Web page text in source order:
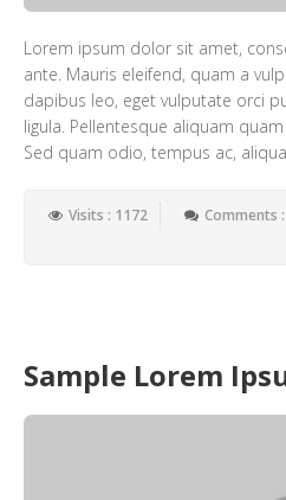
Lorem ipsum dolor sit amet,
ante. Mauris eleifend, quam a
dapibus leo, eget vulputate orci
ligula. Pellentesque aliquam
Sed quam odio, tempus ac,
Visits : 1172 Comments
Sample Lorem